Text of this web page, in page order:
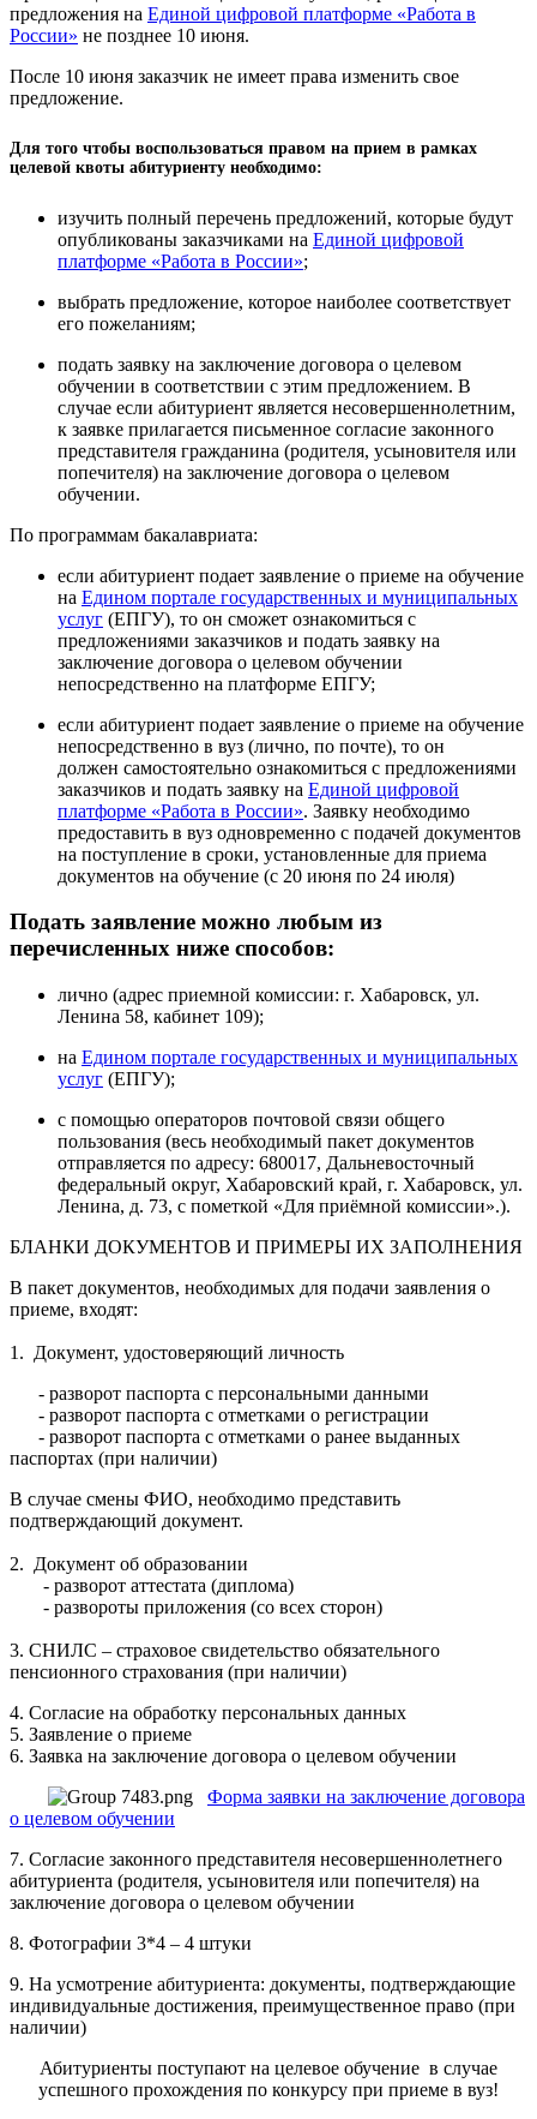
предложения на Единой цифровой платформе «Работа в
России» не позднее 10 июня.
После 10 июня заказчик не имеет права изменить свое
предложение.
Для того чтобы воспользоваться правом на прием в рамках
целевой квоты абитуриенту необходимо:
изучить полный перечень предложений, которые будут
опубликованы заказчиками на Единой цифровой
платформе «Работа в России»;
выбрать предложение, которое наиболее соответствует
его пожеланиям;
подать заявку на заключение договора о целевом
обучении в соответствии с этим предложением. В
случае если абитуриент является несовершеннолетним,
к заявке прилагается письменное согласие законного
представителя гражданина (родителя, усыновителя или
попечителя) на заключение договора о целевом
обучении.
По программам бакалавриата:
если абитуриент подает заявление о приеме на обучение
на Едином портале государственных и муниципальных
услуг (ЕПГУ), то он сможет ознакомиться с
предложениями заказчиков и подать заявку на
заключение договора о целевом обучении
непосредственно на платформе ЕПГУ;
если абитуриент подает заявление о приеме на обучение
непосредственно в вуз (лично, по почте), то он
должен самостоятельно ознакомиться с предложениями
заказчиков и подать заявку на Единой цифровой
платформе «Работа в России». Заявку необходимо
предоставить в вуз одновременно с подачей документов
на поступление в сроки, установленные для приема
документов на обучение (с 20 июня по 24 июля)
Подать заявление можно любым из
перечисленных ниже способов:
лично (адрес приемной комиссии: г. Хабаровск, ул.
Ленина 58, кабинет 109);
на Едином портале государственных и муниципальных
услуг (ЕПГУ);
с помощью операторов почтовой связи общего
пользования (весь необходимый пакет документов
отправляется по адресу: 680017, Дальневосточный
федеральный округ, Хабаровский край, г. Хабаровск, ул.
Ленина, д. 73, с пометкой «Для приёмной комиссии».).
БЛАНКИ ДОКУМЕНТОВ И ПРИМЕРЫ ИХ ЗАПОЛНЕНИЯ
В пакет документов, необходимых для подачи заявления о
приеме, входят:
1. Документ, удостоверяющий личность
- разворот паспорта с персональными данными
- разворот паспорта с отметками о регистрации
- разворот паспорта с отметками о ранее выданных
паспортах (при наличии)
В случае смены ФИО, необходимо представить
подтверждающий документ.
2. Документ об образовании
- разворот аттестата (диплома)
- развороты приложения (со всех сторон)
3. СНИЛС – страховое свидетельство обязательного
пенсионного страхования (при наличии)
4. Согласие на обработку персональных данных
5. Заявление о приеме
6. Заявка на заключение договора о целевом обучении
Форма заявки на заключение договора
о целевом обучении
7. Согласие законного представителя несовершеннолетнего
абитуриента (родителя, усыновителя или попечителя) на
заключение договора о целевом обучении
8. Фотографии 3*4 – 4 штуки
9. На усмотрение абитуриента: документы, подтверждающие
индивидуальные достижения, преимущественное право (при
наличии)
Абитуриенты поступают на целевое обучение в случае
успешного прохождения по конкурсу при приеме в вуз!